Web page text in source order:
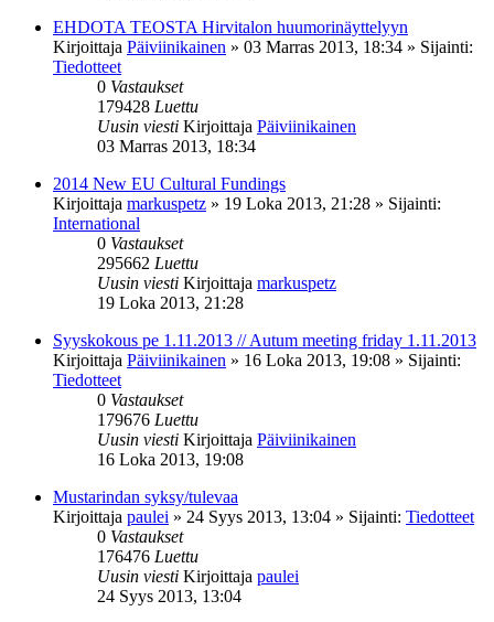
EHDOTA TEOSTA Hirvitalon huumorinäyttelyyn
Kirjoittaja Päiviinikainen » 03 Marras 2013, 18:34 » Sijainti:
Tiedotteet
0 Vastaukset
179428 Luettu
Uusin viesti Kirjoittaja Päiviinikainen
03 Marras 2013, 18:34
2014 New EU Cultural Fundings
Kirjoittaja markuspetz » 19 Loka 2013, 21:28 » Sijainti:
International
0 Vastaukset
295662 Luettu
Uusin viesti Kirjoittaja markuspetz
19 Loka 2013, 21:28
Syyskokous pe 1.11.2013 // Autum meeting friday 1.11.2013
Kirjoittaja Päiviinikainen » 16 Loka 2013, 19:08 » Sijainti:
Tiedotteet
0 Vastaukset
179676 Luettu
Uusin viesti Kirjoittaja Päiviinikainen
16 Loka 2013, 19:08
Mustarindan syksy/tulevaa
Kirjoittaja paulei » 24 Syys 2013, 13:04 » Sijainti: Tiedotteet
0 Vastaukset
176476 Luettu
Uusin viesti Kirjoittaja paulei
24 Syys 2013, 13:04